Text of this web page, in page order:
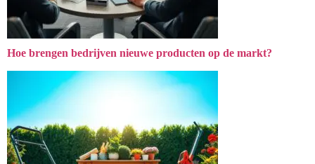
Hoe brengen bedrijven nieuwe producten op de markt?